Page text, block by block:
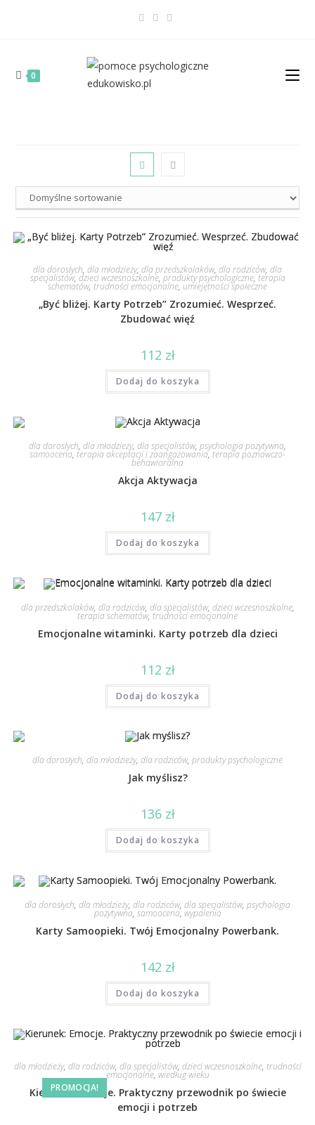
0
dla dorosłych, dla młodzieży, dla przedszkolaków, dla rodziców, dla
specjalistów, dzieci wczesnoszkolne, produkty psychologiczne, terapia
schematów, trudności emocjonalne, umiejętności społeczne
„Być bliżej. Karty Potrzeb” Zrozumieć. Wesprzeć.
Zbudować więź
112 zł
Dodaj do koszyka
dla dorosłych, dla młodzieży, dla specjalistów, psychologia pozytywna,
samoocena, terapia akceptacji i zaangażowania, terapia poznawczo-
behawioralna
Akcja Aktywacja
147 zł
Dodaj do koszyka
dla przedszkolaków, dla rodziców, dla specjalistów, dzieci wczesnoszkolne,
terapia schematów, trudności emocjonalne
Emocjonalne witaminki. Karty potrzeb dla dzieci
112 zł
Dodaj do koszyka
dla dorosłych, dla młodzieży, dla rodziców, produkty psychologiczne
Jak myślisz?
136 zł
Dodaj do koszyka
dla dorosłych, dla młodzieży, dla rodziców, dla specjalistów, psychologia
pozytywna, samoocena, wypalenia
Karty Samoopieki. Twój Emocjonalny Powerbank.
142 zł
Dodaj do koszyka
PROMOCJA!
dla młodzieży, dla rodziców, dla specjalistów, dzieci wczesnoszkolne, trudności
emocjonalne, wiedług wieku
Kierunek: Emocje. Praktyczny przewodnik po świecie
emocji i potrzeb